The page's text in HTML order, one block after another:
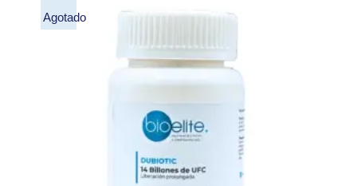
Agotado